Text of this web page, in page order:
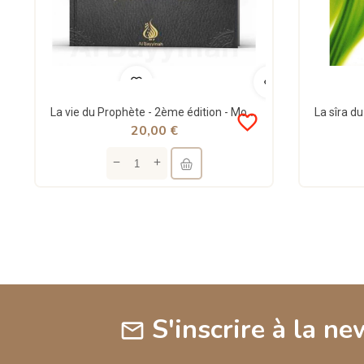
La vie du Prophète - 2ème édition - Mohamed Ibn Abdelwahab - Al Bayyinah
favorite_border
20,00 €
mail S'inscrire à la